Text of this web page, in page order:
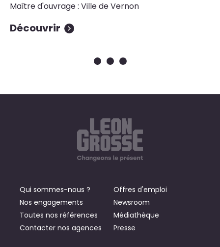
Maître d'ouvrage : Ville de Vernon
Découvrir
Qui sommes-nous ?
Nos engagements
Toutes nos références
Contacter nos agences
Offres d'emploi
Newsroom
Médiathèque
Presse